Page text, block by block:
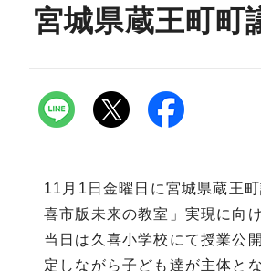
宮城県蔵王町町
11月1日金曜日に宮城県蔵王
喜市版未来の教室」実現に向
当日は久喜小学校にて授業公
定しながら子ども達が主体と